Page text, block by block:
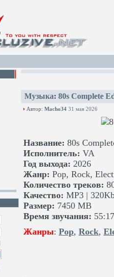
Музыка: 80s Complete
Автор: Macho34 31 мая 2026
Название: 80s
Исполнитель: VA
Год выхода: 2026
Жанр: Pop, Rock,
Количество треков:
Качество: MP3 |
Размер: 7450 MB
Время звучания:
Жанры: Pop, Rock,